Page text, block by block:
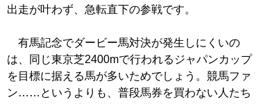
出走が叶わず、急転直下の参戦です。
有馬記念でダービー馬対決が発生しにくいの
は、同じ東京芝2400mで行われるジャパンカップ
を目標に据える馬が多いためでしょう。競馬ファ
ン……というよりも、普段馬券を買わない人たち